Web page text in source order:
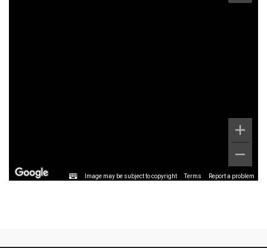
Image may be subject to copyright Terms Report a problem